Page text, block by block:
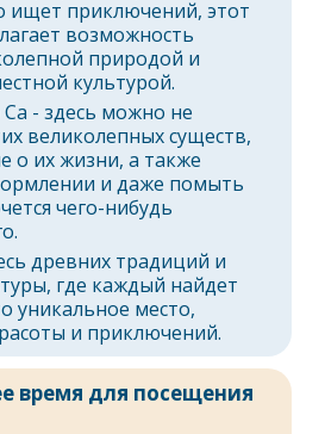
ищет приключений, этот
возможность
природой и
культурой.
- здесь можно не
великолепных существ,
о их жизни, а также
и даже помыть
чего-нибудь
древних традиций и
где каждый найдет
уникальное место,
и приключений.
время для посещения